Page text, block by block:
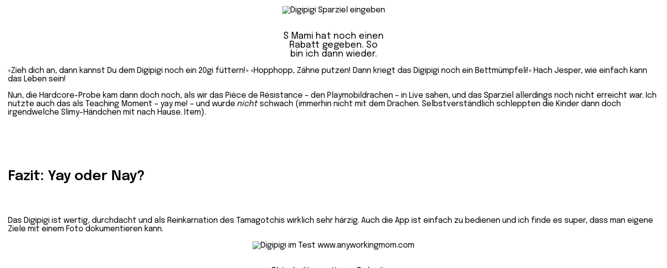
S Mami hat noch einen
Rabatt gegeben. So
bin ich dann wieder.
«Zieh dich an, dann kannst Du dem Digipigi noch ein 20gi füttern!» «Hopphopp, Zähne putzen! Dann kriegt das Digipigi noch ein Bettmümpfeli!» Hach Jesper, wie einfach kann
das Leben sein!
Nun, die Hardcore-Probe kam dann doch noch, als wir das Pièce de Résistance – den Playmobildrachen – in Live sahen, und das Sparziel allerdings noch nicht erreicht war. Ich
nutzte auch das als Teaching Moment – yay me! – und wurde nichtschwach (immerhin nicht mit dem Drachen. Selbstverständlich schleppten die Kinder dann doch
irgendwelche Slimy-Händchen mit nach Hause. Item).
Fazit: Yay oder Nay?
Das Digipigi ist wertig, durchdacht und als Reinkarnation des Tamagotchis wirklich sehr härzig. Auch die App ist einfach zu bedienen und ich finde es super, dass man eigene
Ziele mit einem Foto dokumentieren kann.